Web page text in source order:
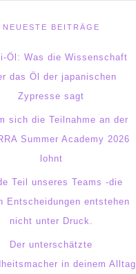
NEUESTE BEITRÄGE
Öl: Was die Wissenschaft
das Öl der japanischen
Zypresse sagt
sich die Teilnahme an der
Summer Academy 2026
lohnt
Teil unseres Teams -die
Entscheidungen entstehen
nicht unter Druck.
Der unterschätzte
in deinem Alltag